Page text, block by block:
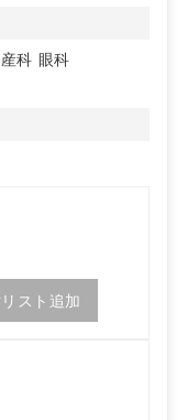
産科、眼科、泌尿
で検討可能です。
い
科 眼科
スト追加